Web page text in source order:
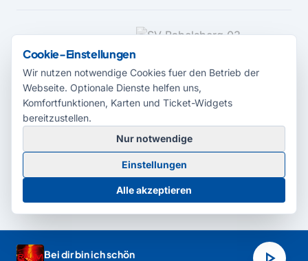
Bei dir bin ich schön
MEDIENPARTNER
© 2026 Radio Potsdam. Webseite entwickelt durch dieMedienagentur
Babelsberg
BarrierefreiheitserklärungAGBDatenschutzImpressum
Cookie-Einstellungen
Cookie-Einstellungen
Wir nutzen notwendige Cookies fuer den Betrieb der
Webseite. Optionale Dienste helfen uns,
Komfortfunktionen, Karten und Ticket-Widgets
bereitzustellen.
Nur notwendige
Einstellungen
Alle akzeptieren